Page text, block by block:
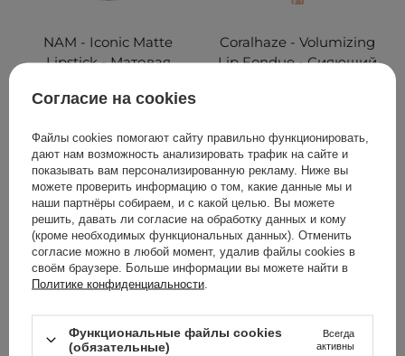
NAM - Iconic Matte
Lipstick - Матовая
Nude - 3,5ml
319,00 ГРН
ДОБАВИТЬ В КОРЗИНУ
Coralhaze - Volumizing
Lip Fondue - Сияющий
299,00 ГРН
ДОБАВИТЬ В КОРЗИНУ
Согласие на cookies
Файлы cookies помогают сайту правильно функционировать,
дают нам возможность анализировать трафик на сайте и
показывать вам персонализированную рекламу. Ниже вы
можете проверить информацию о том, какие данные мы и
наши партнёры собираем, и с какой целью. Вы можете
решить, давать ли согласие на обработку данных и кому
(кроме необходимых функциональных данных). Отменить
согласие можно в любой момент, удалив файлы cookies в
своём браузере. Больше информации вы можете найти в
Политике конфиденциальности
Функциональные файлы cookies
(обязательные)
Всегда
активны